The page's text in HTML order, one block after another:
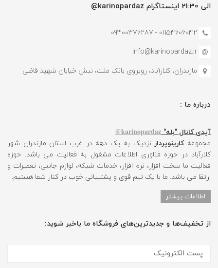
الی 21:30 اینستاگرام karinopardaz@
01154606042 - 09300376287
info@karinopardaz.ir
مازندران، کلارآباد، روبروی بانک ملت، نبش خیابان شهید قاضی
درباره ما :
آیدی کانال "بله" karinopardaz@
مجموعهکارینوپرداز نزدیک به یک دهه در غرب استان مازندران شهر
کلارآباد در حوزه فناوری اطلاعات مشغول به فعالیت می باشد. حوزه
فعالیت ما سخت افزار، نرم افزار، خدمات شبکه، لوازم جانبی، تعمیرات و
ارتقا می باشد. ما با یک تیم قوی و پشتیبانی خوب در کنار شما هستیم.
اطلاعات بیشتر
از تخفیف‌ها و جدیدترین‌های فروشگاه ما باخبر شوید: